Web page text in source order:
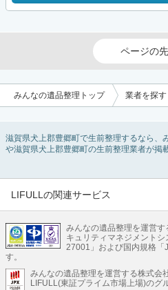
ページの
みんなの遺品整理トップ 業者を探す
滋賀県犬上郡豊郷町で生前整理するなら、
や滋賀県犬上郡豊郷町の生前整理業者が掲
設入居に伴う不用品の処分・回収・引き
などのオプションサービスで絞り込み検索
またお役立ち情報も豊富なので終活でエ
LIFULLの関連サービス
不動産・住宅 引越し 老人ホーム
不動産クラウドファンディング 遺品
LIFULL HOME'Sのサービス
みんなの遺品整理を運営
キュリティマネジメント
27001」および国内規格「
す。
みんなの遺品整理を運営する株式会
LIFULL(東証プライム市場上場)のグ